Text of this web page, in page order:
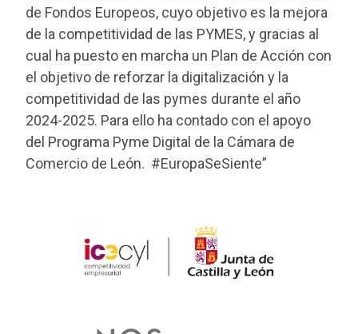
de Fondos Europeos, cuyo objetivo es la mejora
de la competitividad de las PYMES, y gracias al
cual ha puesto en marcha un Plan de Acción con
el objetivo de reforzar la digitalización y la
competitividad de las pymes durante el año
2024-2025. Para ello ha contado con el apoyo
del Programa Pyme Digital de la Cámara de
Comercio de León. #EuropaSeSiente”